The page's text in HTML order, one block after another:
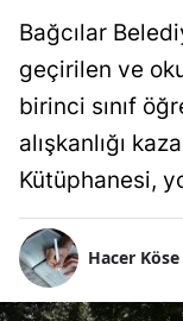
Bağcılar
geçirilen ve
birinci sınıf
alışkanlığı
Kütüphanesi,
Hacer Köse